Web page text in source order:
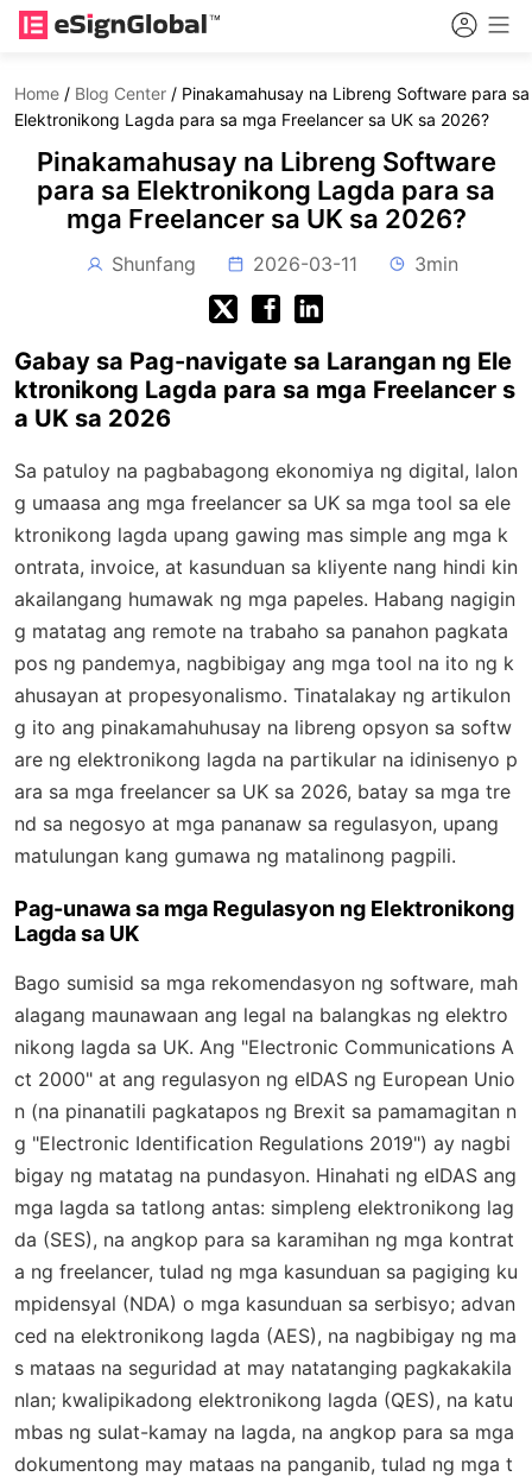
Home / Blog Center / Pinakamahusay na Libreng Software para sa
Elektronikong Lagda para sa mga Freelancer sa UK sa 2026?
Pinakamahusay na Libreng Software
para sa Elektronikong Lagda para sa
mga Freelancer sa UK sa 2026?
Shunfang 2026-03-11 3min
Gabay sa Pag-navigate sa Larangan ng Ele
ktronikong Lagda para sa mga Freelancer s
a UK sa 2026
Sa patuloy na pagbabagong ekonomiya ng digital, lalon
g umaasa ang mga freelancer sa UK sa mga tool sa ele
ktronikong lagda upang gawing mas simple ang mga k
ontrata, invoice, at kasunduan sa kliyente nang hindi kin
akailangang humawak ng mga papeles. Habang nagigin
g matatag ang remote na trabaho sa panahon pagkata
pos ng pandemya, nagbibigay ang mga tool na ito ng k
ahusayan at propesyonalismo. Tinatalakay ng artikulon
g ito ang pinakamahuhusay na libreng opsyon sa softw
are ng elektronikong lagda na partikular na idinisenyo p
ara sa mga freelancer sa UK sa 2026, batay sa mga tre
nd sa negosyo at mga pananaw sa regulasyon, upang
matulungan kang gumawa ng matalinong pagpili.
Pag-unawa sa mga Regulasyon ng Elektronikong
Lagda sa UK
Bago sumisid sa mga rekomendasyon ng software, mah
alagang maunawaan ang legal na balangkas ng elektro
nikong lagda sa UK. Ang "Electronic Communications A
ct 2000" at ang regulasyon ng eIDAS ng European Unio
n (na pinanatili pagkatapos ng Brexit sa pamamagitan n
g "Electronic Identification Regulations 2019") ay nagbi
bigay ng matatag na pundasyon. Hinahati ng eIDAS ang
mga lagda sa tatlong antas: simpleng elektronikong lag
da (SES), na angkop para sa karamihan ng mga kontrat
a ng freelancer, tulad ng mga kasunduan sa pagiging ku
mpidensyal (NDA) o mga kasunduan sa serbisyo; advan
ced na elektronikong lagda (AES), na nagbibigay ng ma
s mataas na seguridad at may natatanging pagkakakila
nlan; kwalipikadong elektronikong lagda (QES), na katu
mbas ng sulat-kamay na lagda, na angkop para sa mga
dokumentong may mataas na panganib, tulad ng mga t